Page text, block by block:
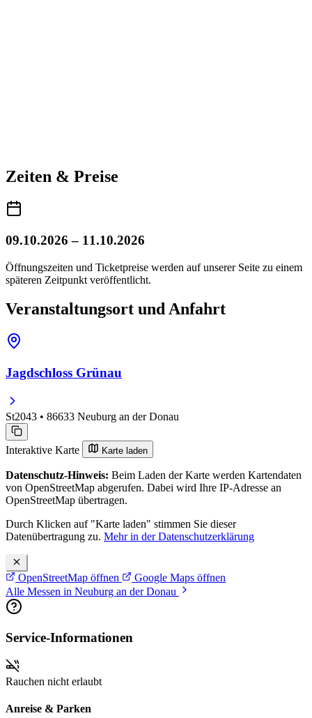
Zeiten & Preise
09.10.2026 – 11.10.2026
Öffnungszeiten und Ticketpreise werden auf unserer Seite zu einem
späteren Zeitpunkt veröffentlicht.
Veranstaltungsort und Anfahrt
Jagdschloss Grünau
St2043 • 86633 Neuburg an der Donau
Interaktive Karte Karte laden
Datenschutz-Hinweis: Beim Laden der Karte werden Kartendaten
von OpenStreetMap abgerufen. Dabei wird Ihre IP-Adresse an
OpenStreetMap übertragen.
Durch Klicken auf "Karte laden" stimmen Sie dieser
Datenübertragung zu. Mehr in der Datenschutzerklärung
OpenStreetMap öffnen
Google Maps öffnen
Alle Messen in Neuburg an der Donau
Service-Informationen
Rauchen nicht erlaubt
Anreise & Parken